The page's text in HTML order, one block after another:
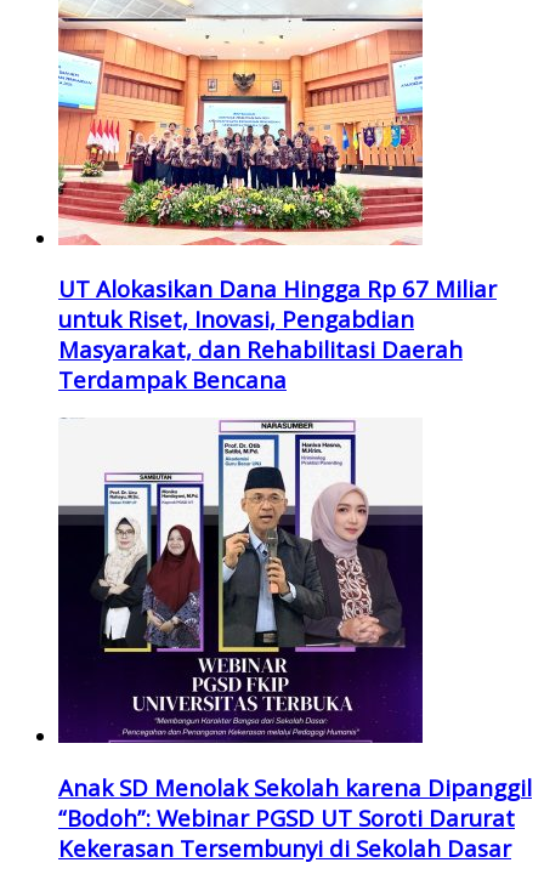
UT Alokasikan Dana Hingga Rp 67 Miliar
untuk Riset, Inovasi, Pengabdian
Masyarakat, dan Rehabilitasi Daerah
Terdampak Bencana
Anak SD Menolak Sekolah karena Dipanggil
“Bodoh”: Webinar PGSD UT Soroti Darurat
Kekerasan Tersembunyi di Sekolah Dasar